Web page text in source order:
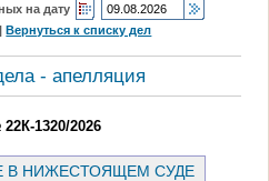
на дату
|Вернуться к списку дел
- апелляция
1320/2026
В НИЖЕСТОЯЩЕМ СУДЕ